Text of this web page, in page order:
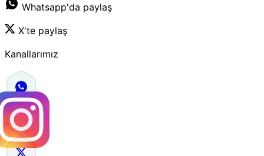
Whatsapp'da paylaş
X'te paylaş
Kanallarımız